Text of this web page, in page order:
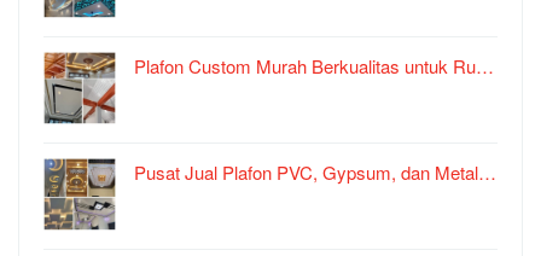
Plafon Custom Murah Berkualitas untuk Ru…
Pusat Jual Plafon PVC, Gypsum, dan Metal…